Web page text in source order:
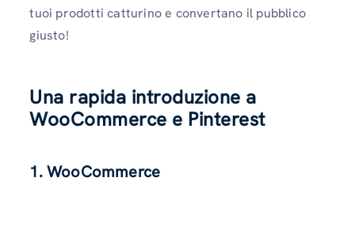
tuoi prodotti catturino e convertano il pubblico
giusto!
Una rapida introduzione a
WooCommerce e Pinterest
1. WooCommerce